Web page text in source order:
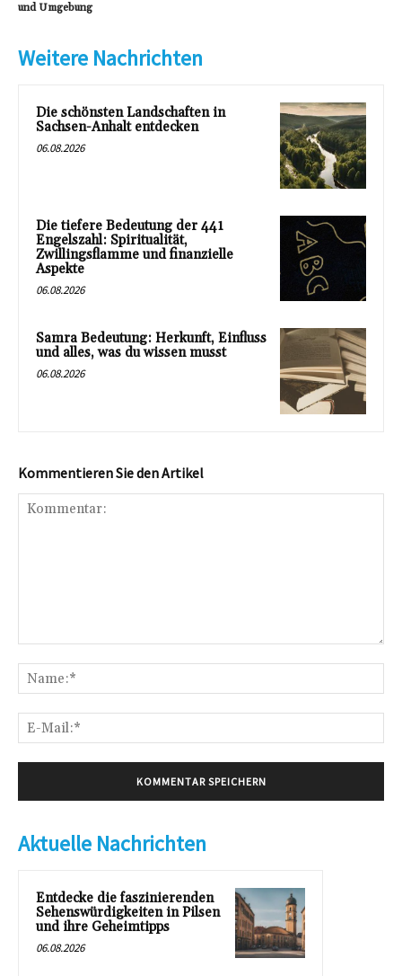
und Umgebung
Weitere Nachrichten
Die schönsten Landschaften in
Sachsen-Anhalt entdecken
06.08.2026
Die tiefere Bedeutung der 441
Engelszahl: Spiritualität,
Zwillingsflamme und finanzielle
Aspekte
06.08.2026
Samra Bedeutung: Herkunft, Einfluss
und alles, was du wissen musst
06.08.2026
Kommentieren Sie den Artikel
Aktuelle Nachrichten
Entdecke die faszinierenden
Sehenswürdigkeiten in Pilsen
und ihre Geheimtipps
06.08.2026